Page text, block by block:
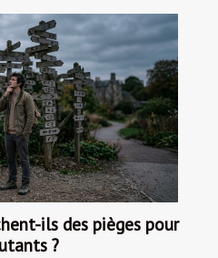
ils des pièges pour
?